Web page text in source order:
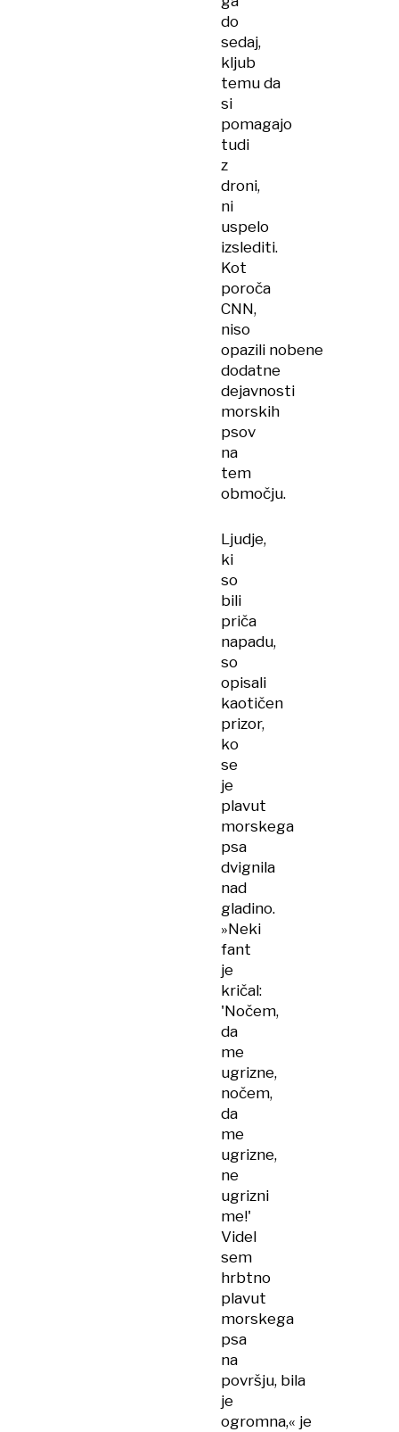
do
sedaj,
kljub
temu da
si
pomagajo
tudi
z
droni,
ni
uspelo
izslediti.
Kot
poroča
CNN,
niso
opazili nobene
dodatne
dejavnosti
morskih
psov
na
tem
območju.
Ljudje,
ki
so
bili
priča
napadu,
so
opisali
kaotičen
prizor,
ko
se
je
plavut
morskega
psa
dvignila
nad
gladino.
»Neki
fant
je
kričal:
'Nočem,
da
me
ugrizne,
nočem,
da
me
ugrizne,
ne
ugrizni
me!'
Videl
sem
hrbtno
plavut
morskega
psa
na
površju, bila
je
ogromna,« je